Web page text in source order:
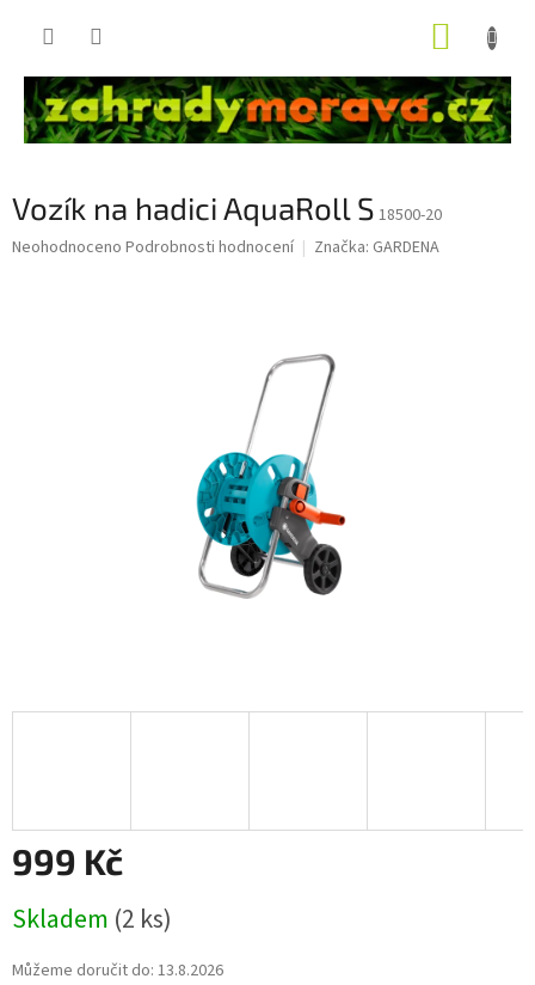
Vozík na hadici AquaRoll S 18500-20
Průměrné
Neohodnoceno Podrobnosti hodnocení Značka: GARDENA
999 Kč
cena:
Skladem (2 ks)
Můžeme doručit do: 13.8.2026